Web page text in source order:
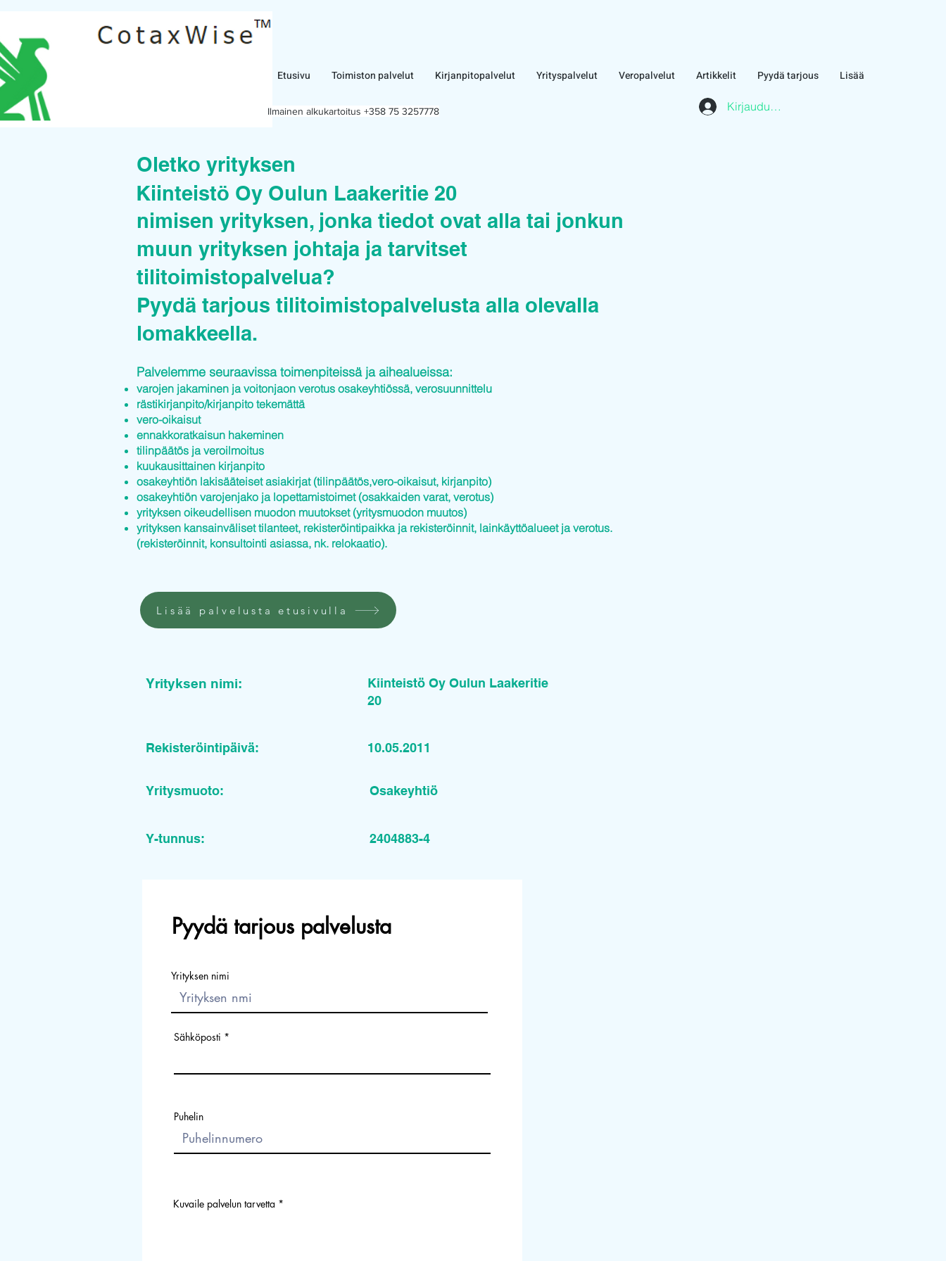
Etusivu Toimiston palvelut Kirjanpitopalvelut Yrityspalvelut Veropalvelut Artikkelit Pyydä tarjous Lisää
Kirjaudu asiakasalueelle
Ilmainen alkukartoitus +358 75 3257778
Oletko yrityksen
nimisen yrityksen, jonka tiedot ovat alla tai jonkun
muun yrityksen johtaja ja tarvitset
tilitoimistopalvelua?
Pyydä tarjous tilitoimistopalvelusta alla olevalla
lomakkeella.
Palvelemme seuraavissa toimenpiteissä ja aihealueissa:
varojen jakaminen ja voitonjaon verotus osakeyhtiössä, verosuunnittelu
rästikirjanpito/kirjanpito tekemättä
vero-oikaisut
ennakkoratkaisun hakeminen
tilinpäätös ja veroilmoitus
kuukausittainen kirjanpito
osakeyhtiön lakisääteiset asiakirjat (tilinpäätös,vero-oikaisut, kirjanpito)
osakeyhtiön varojenjako ja lopettamistoimet (osakkaiden varat, verotus)
yrityksen oikeudellisen muodon muutokset (yritysmuodon muutos)
yrityksen kansainväliset tilanteet, rekisteröintipaikka ja rekisteröinnit, lainkäyttöalueet ja verotus.
(rekisteröinnit, konsultointi asiassa, nk. relokaatio).
Kiinteistö Oy Oulun Laakeritie 20
Lisää palvelusta etusivulla
Yrityksen nimi:
Kiinteistö Oy Oulun Laakeritie
20
Rekisteröintipäivä: 10.05.2011
Yritysmuoto: Osakeyhtiö
Y-tunnus: 2404883-4
Pyydä tarjous palvelusta
Yrityksen nimi
Sähköposti
Puhelin
Kuvaile palvelun tarvetta